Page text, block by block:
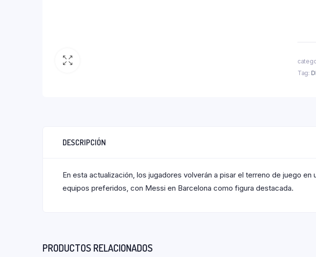
Tag:
DESCRIPCIÓN
En esta actualización, los jugadores volverán a pisar el terreno de juego
equipos preferidos, con Messi en Barcelona como figura destacada.
PRODUCTOS RELACIONADOS